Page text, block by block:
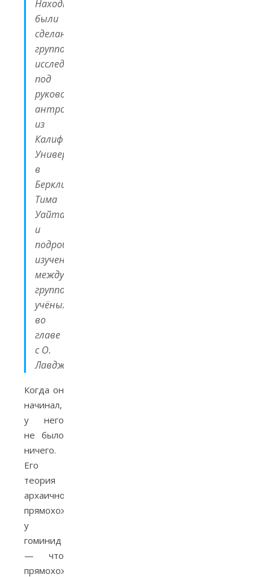
Находки
были
сделаны
группой
исследователей
под
руководством
антрополога
из
Калифорнийского
Университета
в
Беркли
Тима
Уайта
и
подробно
изучены
международной
группой
учёных
во
главе
с О.
Лавджоем».
Когда он
начинал,
у него
не было
ничего.
Его
теория
архаичности
прямохождения
у
гоминид
— что
прямохождение